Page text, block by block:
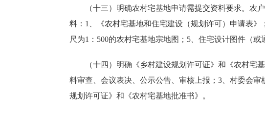
（十三）明确农村宅基地申请需提交资料要求。农户
料：1、《农村宅基地和住宅建设（规划许可）申请表
尺为1：500的农村宅基地宗地图；5、住宅设计图件（或
（十四）明确《乡村建设规划许可证》和《农村宅基
料审查、会议表决、公示公告、审核上报；3、村委会
规划许可证》和《农村宅基地批准书》。